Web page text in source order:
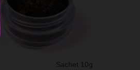
Sachet 10g